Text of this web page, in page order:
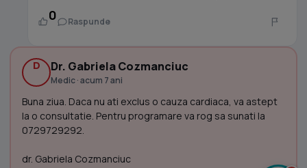
0 Raspunde
D Dr. Gabriela Cozmanciuc
Medic · acum 7 ani
Buna ziua. Daca nu ati exclus o cauza cardiaca, va astept
la o consultatie. Pentru programare va rog sa sunati la
0729729292.
dr. Gabriela Cozmanciuc